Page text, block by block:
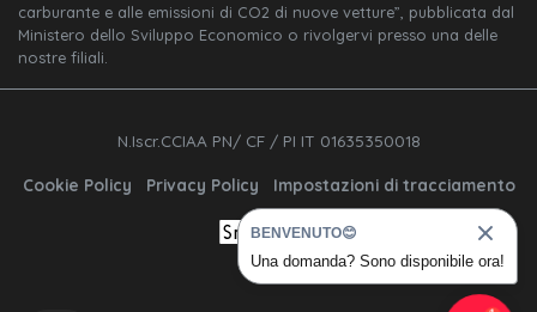
carburante e alle emissioni di CO2 di nuove vetture”, pubblicata dal
Ministero dello Sviluppo Economico o rivolgervi presso una delle
nostre filiali.
N.Iscr.CCIAA PN/ CF / PI IT 01635350018
Cookie Policy Privacy Policy Impostazioni di tracciamento
BENVENUTO😊
Una domanda? Sono disponibile ora!